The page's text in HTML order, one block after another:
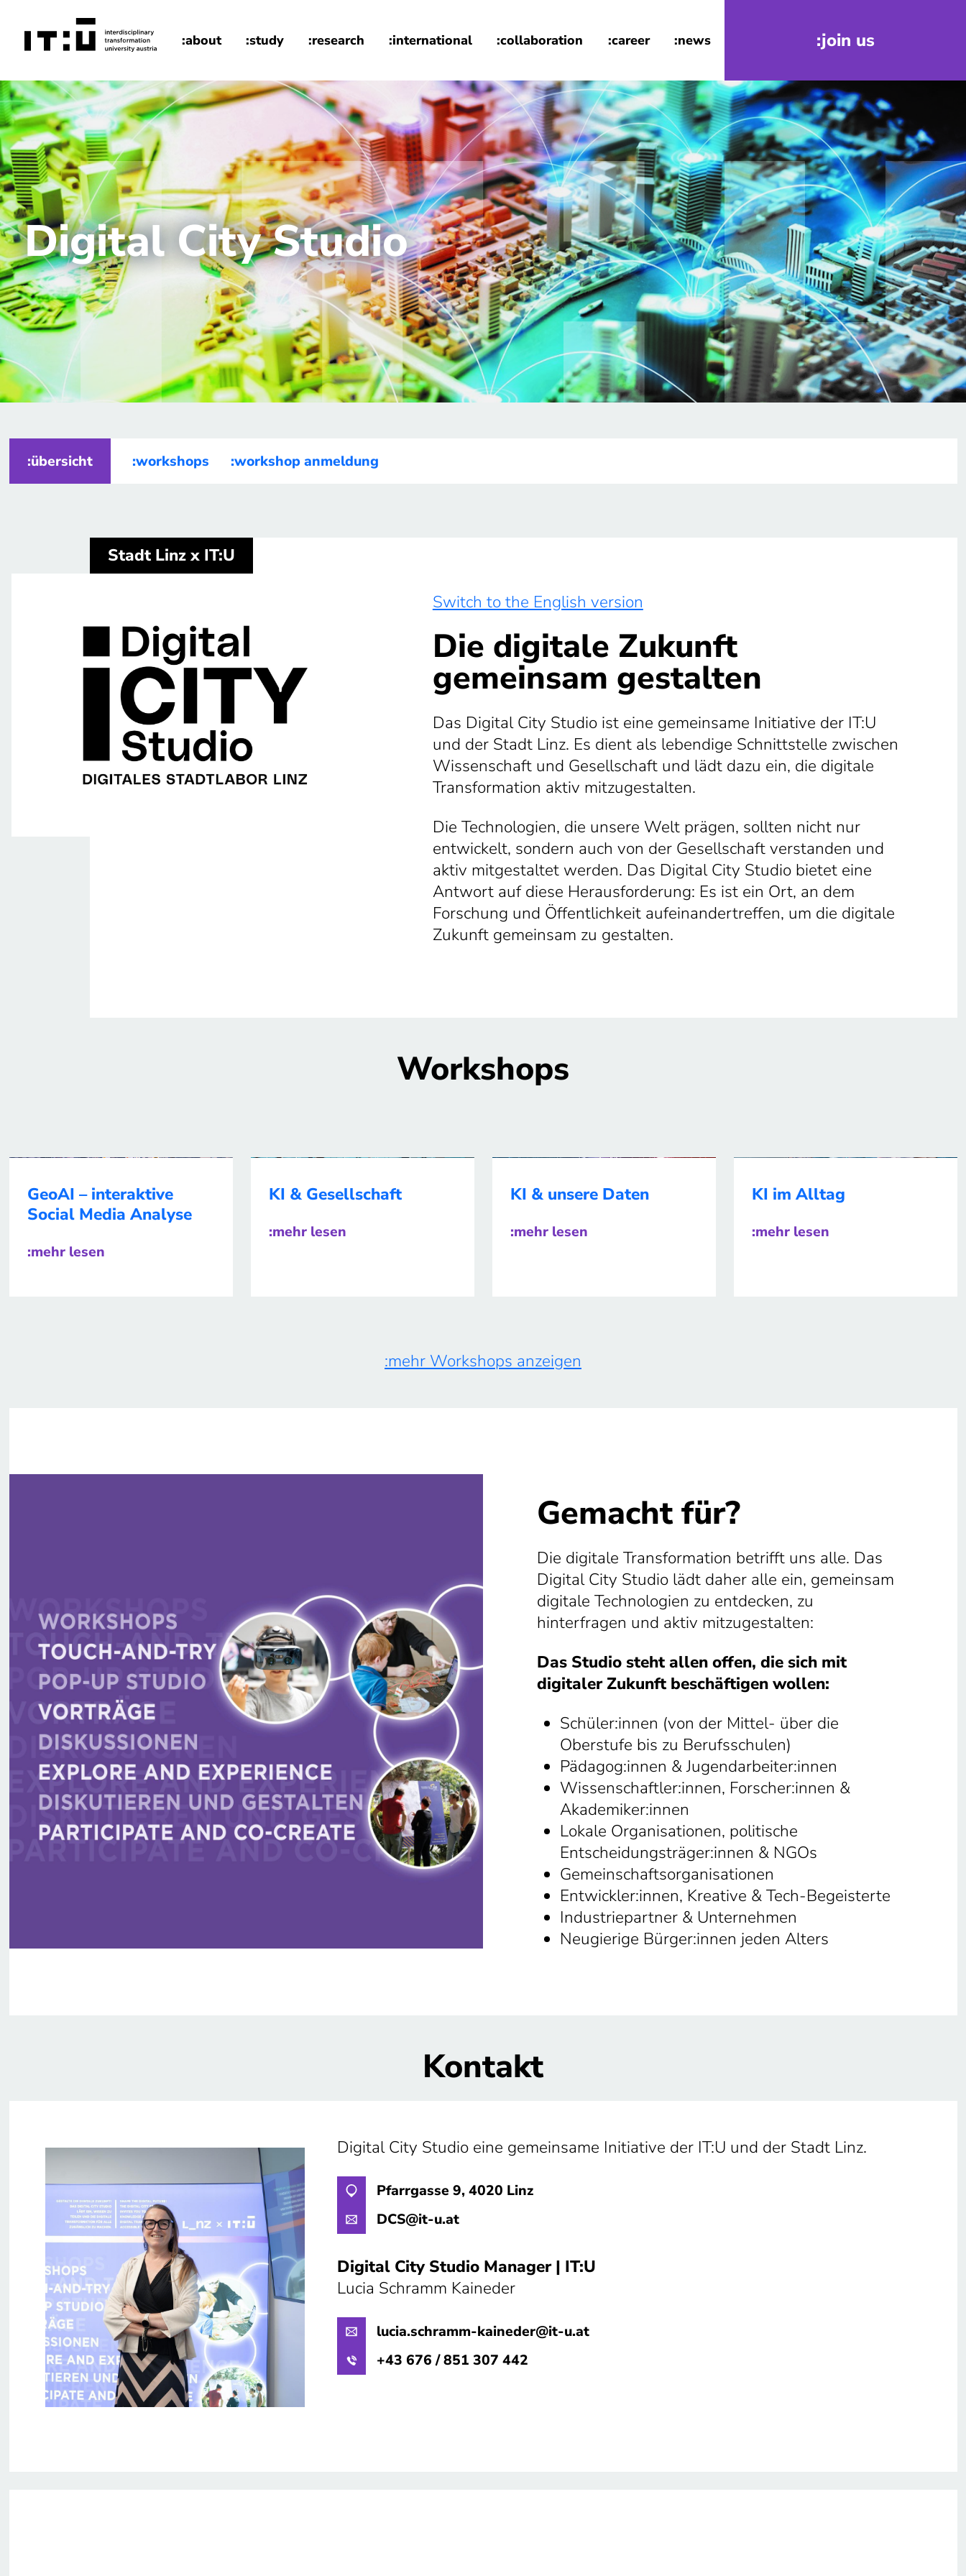
:about :study :research :international :collaboration :career :news :join us
Digital City Studio
:übersicht :workshops :workshop anmeldung
Switch to the English version
Die digitale Zukunft
gemeinsam gestalten
Das Digital City Studio ist eine gemeinsame Initiative der IT:U
und der Stadt Linz. Es dient als lebendige Schnittstelle zwischen
Wissenschaft und Gesellschaft und lädt dazu ein, die digitale
Transformation aktiv mitzugestalten.
Die Technologien, die unsere Welt prägen, sollten nicht nur
entwickelt, sondern auch von der Gesellschaft verstanden und
aktiv mitgestaltet werden. Das Digital City Studio bietet eine
Antwort auf diese Herausforderung: Es ist ein Ort, an dem
Forschung und Öffentlichkeit aufeinandertreffen, um die digitale
Zukunft gemeinsam zu gestalten.
Stadt Linz x IT:U
Workshops
GeoAI – interaktive
Social Media Analyse
:mehr lesen
KI & Gesellschaft
:mehr lesen
KI & unsere Daten
:mehr lesen
KI im Alltag
:mehr lesen
:mehr Workshops anzeigen
Gemacht für?
Die digitale Transformation betrifft uns alle. Das
Digital City Studio lädt daher alle ein, gemeinsam
digitale Technologien zu entdecken, zu
hinterfragen und aktiv mitzugestalten:
Das Studio steht allen offen, die sich mit
digitaler Zukunft beschäftigen wollen:
Schüler:innen (von der Mittel- über die
Oberstufe bis zu Berufsschulen)
Pädagog:innen & Jugendarbeiter:innen
Wissenschaftler:innen, Forscher:innen &
Akademiker:innen
Lokale Organisationen, politische
Entscheidungsträger:innen & NGOs
Gemeinschaftsorganisationen
Entwickler:innen, Kreative & Tech-Begeisterte
Industriepartner & Unternehmen
Neugierige Bürger:innen jeden Alters
Kontakt
Digital City Studio eine gemeinsame Initiative der IT:U und der Stadt Linz.
Pfarrgasse 9, 4020 Linz
DCS@it-u.at
Digital City Studio Manager | IT:U
Lucia Schramm Kaineder
lucia.schramm-kaineder@it-u.at
+43 6‌‌‌‌‌‌‌‌‌‌‌‌‌76 / 8‌‌51 307 442